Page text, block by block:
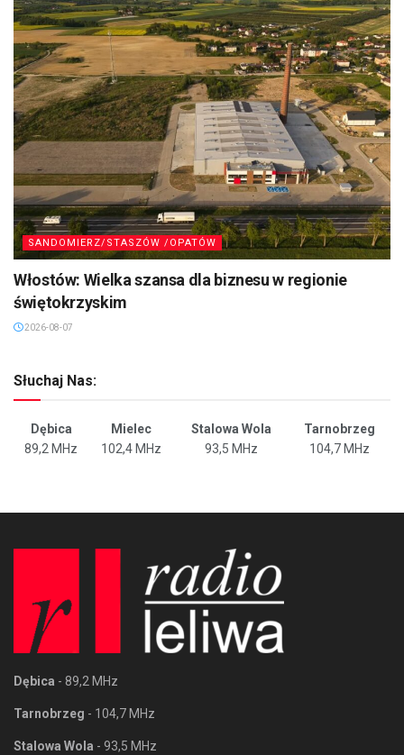
SANDOMIERZ/STASZÓW /OPATÓW
Włostów: Wielka szansa dla biznesu w regionie
świętokrzyskim
2026-08-07
Słuchaj Nas:
Dębica Mielec Stalowa Wola
Tarnobrzeg
89,2 MHz
102,4 MHz 93,5 MHz 104,7 MHz
Dębica - 89,2 MHz
Tarnobrzeg - 104,7 MHz
Stalowa Wola - 93,5 MHz